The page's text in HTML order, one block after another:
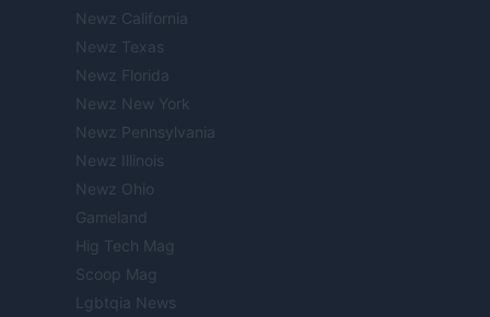
Newz California
Newz Texas
Newz Florida
Newz New York
Newz Pennsylvania
Newz Illinois
Newz Ohio
Gameland
Hig Tech Mag
Scoop Mag
Lgbtqia News